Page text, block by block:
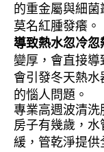
的重金屬與細
莫名紅腫發癢。
導致熱水忽冷忽
變厚，會直接導
會引發冬天熱
的惱人問題。
專業高週波清
房子有幾歲，
緩，管乾淨提